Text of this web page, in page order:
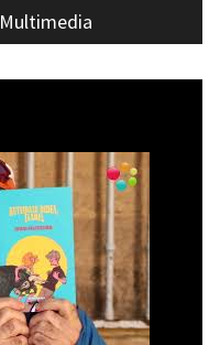
Multimedia